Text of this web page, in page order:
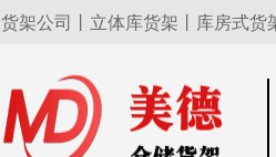
货架公司丨立体库货架丨库房式货